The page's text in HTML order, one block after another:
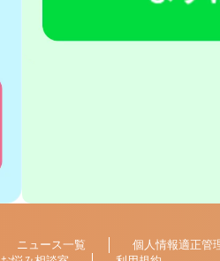
ニュース一覧
個人情報適正管